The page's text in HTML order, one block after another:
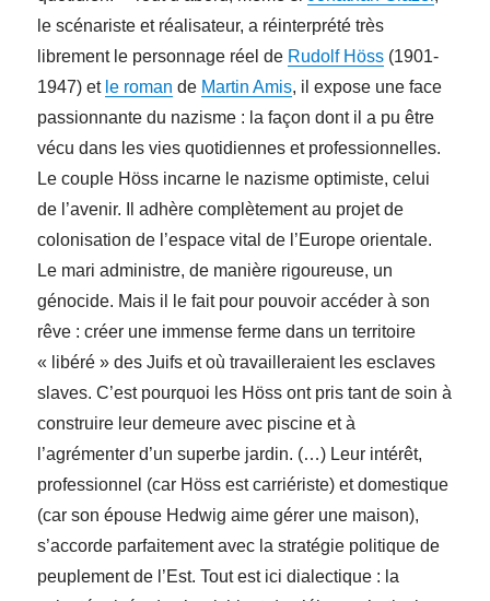
le scénariste et réalisateur, a réinterprété très
librement le personnage réel de Rudolf Höss (1901-
1947) et le roman de Martin Amis, il expose une face
passionnante du nazisme : la façon dont il a pu être
vécu dans les vies quotidiennes et professionnelles.
Le couple Höss incarne le nazisme optimiste, celui
de l’avenir. Il adhère complètement au projet de
colonisation de l’espace vital de l’Europe orientale.
Le mari administre, de manière rigoureuse, un
génocide. Mais il le fait pour pouvoir accéder à son
rêve : créer une immense ferme dans un territoire
« libéré » des Juifs et où travailleraient les esclaves
slaves. C’est pourquoi les Höss ont pris tant de soin à
construire leur demeure avec piscine et à
l’agrémenter d’un superbe jardin. (…) Leur intérêt,
professionnel (car Höss est carriériste) et domestique
(car son épouse Hedwig aime gérer une maison),
s’accorde parfaitement avec la stratégie politique de
peuplement de l’Est. Tout est ici dialectique : la